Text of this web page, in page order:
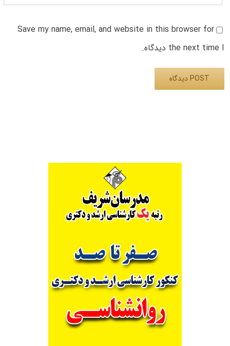
Save my name, email, and website in this browser for
the next time I دیدگاه.